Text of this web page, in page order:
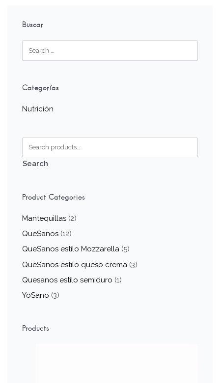
Buscar
Categorías
Nutrición
Search
Product Categories
Mantequillas (2)
QueSanos (12)
QueSanos estilo Mozzarella (5)
QueSanos estilo queso crema (3)
Quesanos estilo semiduro (1)
YoSano (3)
Products